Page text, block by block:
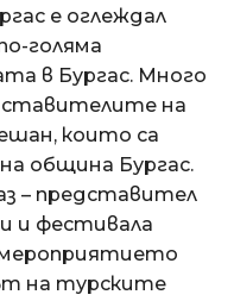
е оглеждал
голяма
в Бургас. Много
на
които са
община Бургас.
– представител
и фестивала
мероприятието
на турските